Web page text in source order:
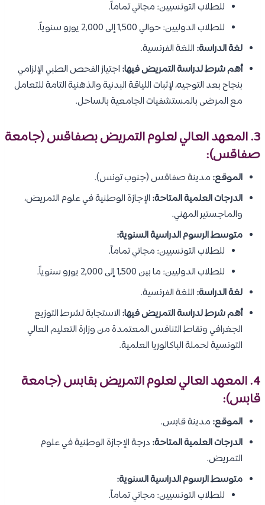
للطلاب التونسيين: مجاني تماماً.
للطلاب الدوليين: حوالي 1,500 إلى 2,000 يورو سنوياً.
لغة الدراسة: اللغة الفرنسية.
أهم شرط لدراسة التمريض فيها: اجتياز الفحص الطبي الإلزامي
بنجاح بعد التوجيه، لإثبات اللياقة البدنية والذهنية التامة للتعامل
مع المرضى بالمستشفيات الجامعية بالساحل.
3. المعهد العالي لعلوم التمريض بصفاقس (جامعة
صفاقس):
الموقع: مدينة صفاقس (جنوب تونس).
الدرجات العلمية المتاحة: الإجازة الوطنية في علوم التمريض،
والماجستير المهني.
متوسط الرسوم الدراسية السنوية:
للطلاب التونسيين: مجاني تماماً.
للطلاب الدوليين: ما بين 1,500 إلى 2,000 يورو سنوياً.
لغة الدراسة: اللغة الفرنسية.
أهم شرط لدراسة التمريض فيها: الاستجابة لشرط التوزيع
الجغرافي ونقاط التنافس المعتمدة من وزارة التعليم العالي
التونسية لحملة الباكالوريا العلمية.
4. المعهد العالي لعلوم التمريض بقابس (جامعة
قابس):
الموقع: مدينة قابس.
الدرجات العلمية المتاحة: درجة الإجازة الوطنية في علوم
التمريض.
متوسط الرسوم الدراسية السنوية:
للطلاب التونسيين: مجاني تماماً.